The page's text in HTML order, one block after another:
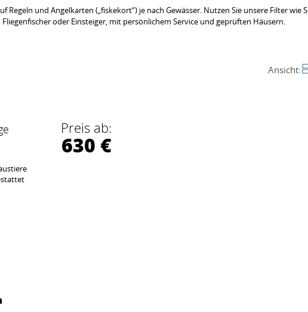
und Angelkarten („fiskekort“) je nach Gewässer. Nutzen Sie unsere Filter wie
oder Einsteiger, mit persönlichem Service und geprüften Häusern.
Ansicht:
Preis ab:
630 €